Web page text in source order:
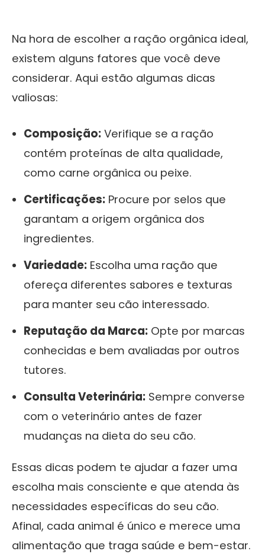
Na hora de escolher a ração orgânica ideal,
existem alguns fatores que você deve
considerar. Aqui estão algumas dicas
valiosas:
Composição: Verifique se a ração
contém proteínas de alta qualidade,
como carne orgânica ou peixe.
Certificações: Procure por selos que
garantam a origem orgânica dos
ingredientes.
Variedade: Escolha uma ração que
ofereça diferentes sabores e texturas
para manter seu cão interessado.
Reputação da Marca: Opte por marcas
conhecidas e bem avaliadas por outros
tutores.
Consulta Veterinária: Sempre converse
com o veterinário antes de fazer
mudanças na dieta do seu cão.
Essas dicas podem te ajudar a fazer uma
escolha mais consciente e que atenda às
necessidades específicas do seu cão.
Afinal, cada animal é único e merece uma
alimentação que traga saúde e bem-estar.